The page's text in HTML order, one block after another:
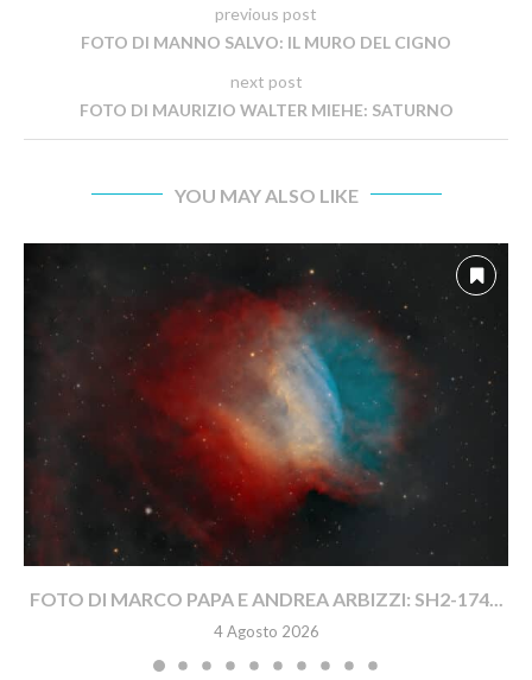
previous post
FOTO DI MANNO SALVO: IL MURO DEL CIGNO
next post
FOTO DI MAURIZIO WALTER MIEHE: SATURNO
YOU MAY ALSO LIKE
FOTO DI MARCO PAPA E ANDREA ARBIZZI: SH2-174...
4 Agosto 2026